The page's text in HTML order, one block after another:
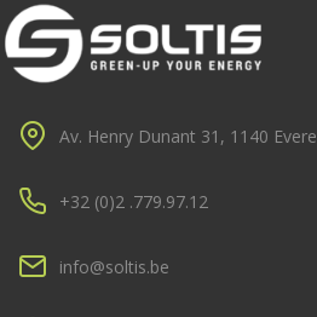
Av. Henry Dunant 31, 1140 Evere
+32 (0)2 .779.97.12
info@soltis.be